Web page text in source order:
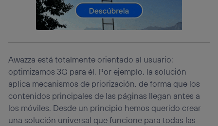
Awazza está totalmente orientado al usuario:
optimizamos 3G para él. Por ejemplo, la solución
aplica mecanismos de priorización, de forma que los
contenidos principales de las páginas llegan antes a
los móviles. Desde un principio hemos querido crear
una solución universal que funcione para todas las
que hayan dado su consentimiento.
Si utilizasdatos móviles, el marketing será más
personalizado, ya que se basará únicamente en la
“Administrar Utiq” en la parte inferior de esta página web o
visitando el
portal de privacidad de Utiq
(“consenthub”). Para más información, consulta
la política de privacidad de Utiq.